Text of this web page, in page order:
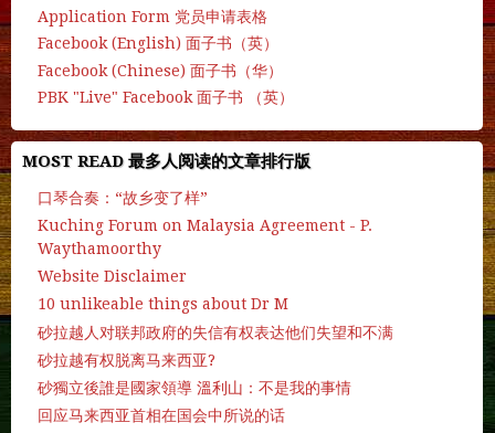
Application Form 党员申请表格
Facebook (English) 面子书（英）
Facebook (Chinese) 面子书（华）
PBK "Live" Facebook 面子书 （英）
MOST READ 最多人阅读的文章排行版
口琴合奏：“故乡变了样”
Kuching Forum on Malaysia Agreement - P.
Waythamoorthy
Website Disclaimer
10 unlikeable things about Dr M
砂拉越人对联邦政府的失信有权表达他们失望和不满
砂拉越有权脱离马来西亚?
砂獨立後誰是國家領導 溫利山：不是我的事情
回应马来西亚首相在国会中所说的话